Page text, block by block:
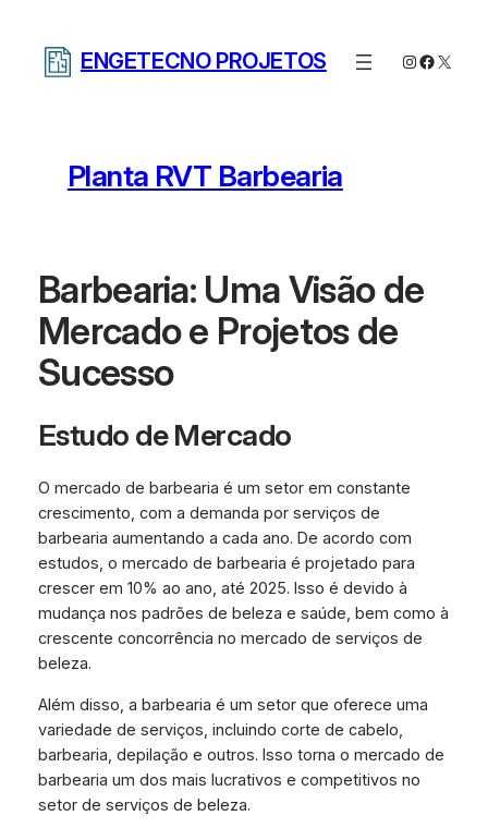
ENGETECNO PROJETOS Instagram
X
Planta RVT Barbearia
Barbearia: Uma Visão de
Mercado e Projetos de
Sucesso
Estudo de Mercado
O mercado de barbearia é um setor em constante
crescimento, com a demanda por serviços de
barbearia aumentando a cada ano. De acordo com
estudos, o mercado de barbearia é projetado para
crescer em 10% ao ano, até 2025. Isso é devido à
mudança nos padrões de beleza e saúde, bem como à
crescente concorrência no mercado de serviços de
beleza.
Além disso, a barbearia é um setor que oferece uma
variedade de serviços, incluindo corte de cabelo,
barbearia, depilação e outros. Isso torna o mercado de
barbearia um dos mais lucrativos e competitivos no
setor de serviços de beleza.